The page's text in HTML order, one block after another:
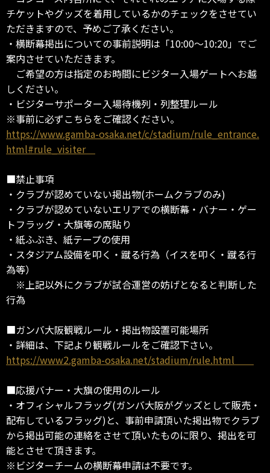
チケットやグッズを着用しているかのチェックをさせてい
ただきますので、予めご了承ください。
・横断幕掲出についての事前説明は「10:00～10:20」でご
案内させていただきます。
ご希望の方は指定のお時間にビジター入場ゲートへお越
しください。
・ビジターサポーター入場待機列・列整理ルール
※事前に必ずこちらをご確認ください。
https://www.gamba-osaka.net/c/stadium/rule_entrance.
html#rule_visiter
■禁止事項
・クラブが認めていない掲出物(ホームクラブのみ)
・クラブが認めていないエリアでの横断幕・バナー・ゲー
トフラッグ・大旗等の席貼り
・紙ふぶき、紙テープの使用
・スタジアム設備を叩く・蹴る行為（イスを叩く・蹴る行
為等）
※上記以外にクラブが試合運営の妨げとなると判断した
行為
■ガンバ大阪観戦ルール・掲出物設置可能場所
・詳細は、下記より観戦ルールをご確認下さい。
https://www2.gamba-osaka.net/stadium/rule.html
■応援バナー・大旗の使用のルール
・オフィシャルフラッグ(ガンバ大阪がグッズとして販売・
配布しているフラッグ)と、事前申請頂いた掲出物でクラブ
から掲出可能の連絡をさせて頂いたものに限り、掲出を可
能とさせて頂きます。
※ビジターチームの横断幕申請は不要です。